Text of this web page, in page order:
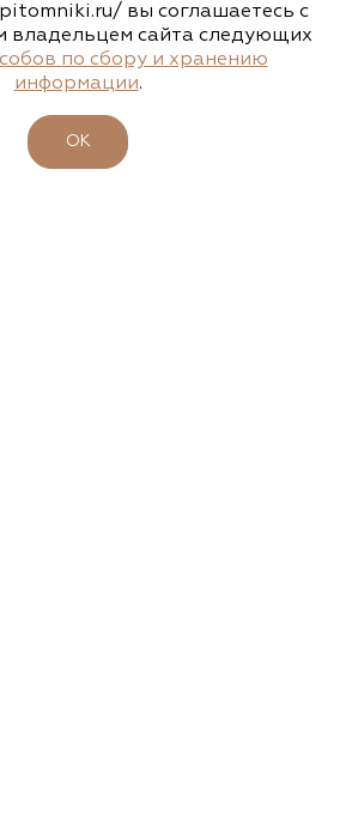
вы соглашаетесь с
владельцем сайта следующих
по сбору и хранению
информации.
ОК